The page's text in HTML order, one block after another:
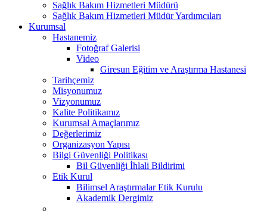
Sağlık Bakım Hizmetleri Müdürü
Sağlık Bakım Hizmetleri Müdür Yardımcıları
Kurumsal
Hastanemiz
Fotoğraf Galerisi
Video
Giresun Eğitim ve Araştırma Hastanesi
Tarihçemiz
Misyonumuz
Vizyonumuz
Kalite Politikamız
Kurumsal Amaçlarımız
Değerlerimiz
Organizasyon Yapısı
Bilgi Güvenliği Politikası
Bil Güvenliği İhlali Bildirimi
Etik Kurul
Bilimsel Araştırmalar Etik Kurulu
Akademik Dergimiz